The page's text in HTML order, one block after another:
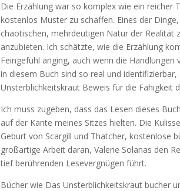
Die Erzählung war so komplex wie ein
kostenlos Muster zu schaffen. Eines der
chaotischen, mehrdeutigen Natur der
anzubieten. Ich schätzte, wie die Erzählung
Feingefühl anging, auch wenn die
in diesem Buch sind so real und
Unsterblichkeitskraut Beweis für die Fähigkeit
Ich muss zugeben, dass das Lesen dieses
auf der Kante meines Sitzes hielten. Die
Geburt von Scargill und Thatcher, kostenlose
großartige Arbeit daran, Valerie Solanas den
tief berührenden Lesevergnügen führt.
Bücher wie Das Unsterblichkeitskraut bucher